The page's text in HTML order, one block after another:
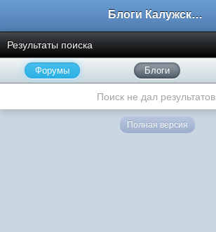
Блоги Калужского перекрестка
Результаты поиска
Форумы Блоги
Поиск не дал результатов.
Полная версия